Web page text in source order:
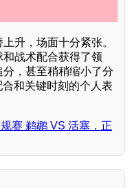
升，场面十分紧张。
战术配合获得了领
，甚至稍稍缩小了分
和关键时刻的个人表
赛 鹈鹕 VS 活塞，正